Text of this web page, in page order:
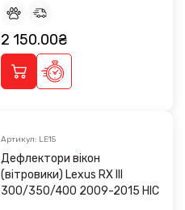
2 150.00₴
Артикул: LE15
Дефлектори вікон
(вітровики) Lexus RX III
300/350/400 2009-2015 HIC